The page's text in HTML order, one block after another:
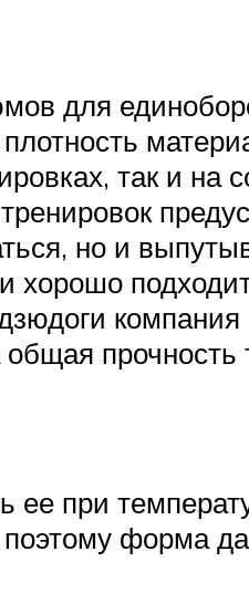
для
так и на
но и
хорошо
прочность
ее при
поэтому форма